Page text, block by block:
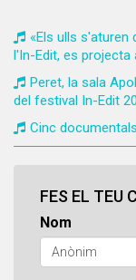
«Els ulls s'aturen
l'In-Edit, es projecta
Peret, la sala
del festival In-Edit
Cinc
FES EL TEU
Nom